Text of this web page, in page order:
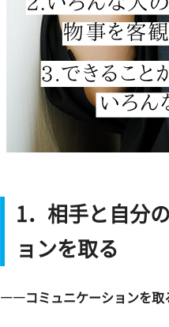
1．相手と自分
ョンを取る
――コミュニケーションを取